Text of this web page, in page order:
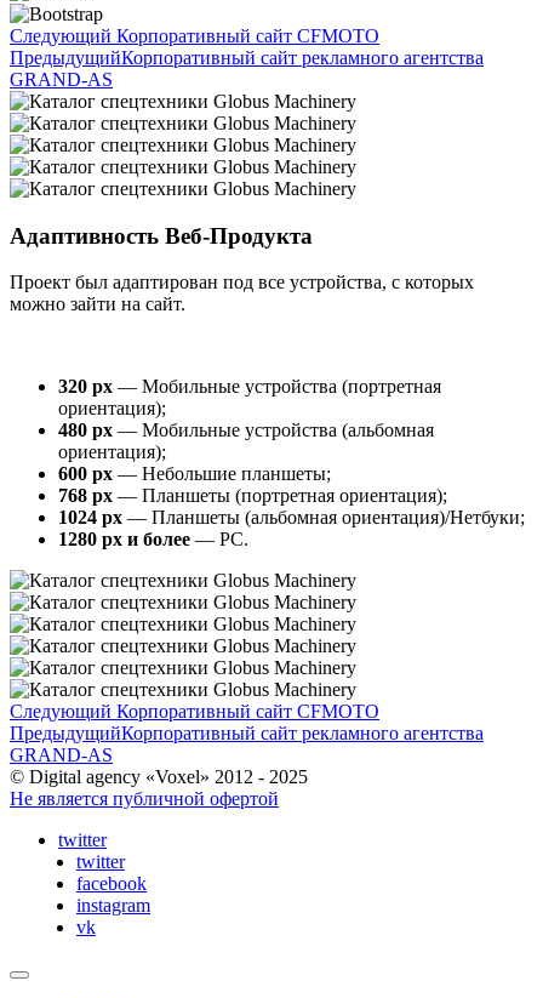
Следующий Корпоративный сайт CFMOTO
ПредыдущийКорпоративный сайт рекламного агентства
GRAND-AS
Адаптивность Веб-Продукта
Проект был адаптирован под все устройства, с которых
можно зайти на сайт.
320 px — Мобильные устройства (портретная
ориентация);
480 px — Мобильные устройства (альбомная
ориентация);
600 px — Небольшие планшеты;
768 px — Планшеты (портретная ориентация);
1024 px — Планшеты (альбомная ориентация)/Нетбуки;
1280 px и более — PC.
Следующий Корпоративный сайт CFMOTO
ПредыдущийКорпоративный сайт рекламного агентства
GRAND-AS
© Digital agency «Voxel» 2012 - 2025
Не является публичной офертой
twitter
twitter
facebook
instagram
vk